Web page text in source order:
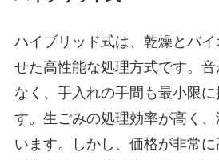
ハイブリッド式は、乾燥とバ
せた高性能な処理方式です。
なく、手入れの手間も最小限に
す。生ごみの処理効率が高く
います。しかし、価格が非常